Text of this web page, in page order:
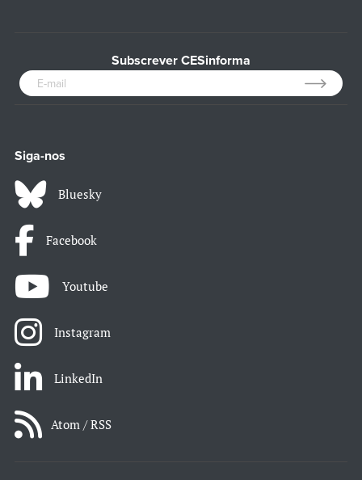
Subscrever CESinforma
Siga-nos
Bluesky
Facebook
Youtube
Instagram
LinkedIn
Atom / RSS